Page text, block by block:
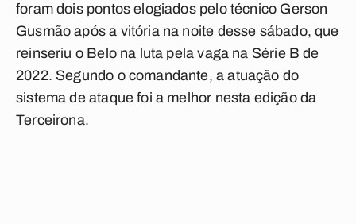
foram dois pontos elogiados pelo técnico Gerson
Gusmão após a vitória na noite desse sábado, que
reinseriu o Belo na luta pela vaga na Série B de
2022. Segundo o comandante, a atuação do
sistema de ataque foi a melhor nesta edição da
Terceirona.